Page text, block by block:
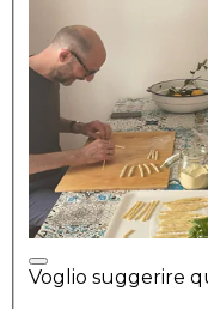
Voglio suggerire